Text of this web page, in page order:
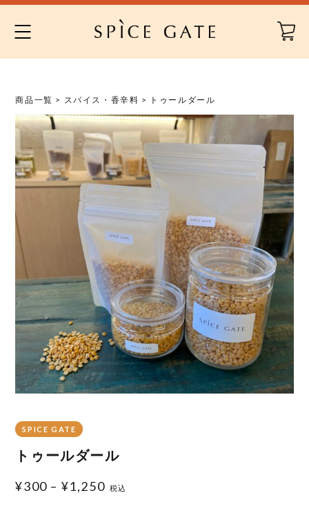
Skip
content
商品一覧 > スパイス・香辛料 > トゥールダール
SPICE GATE
トゥールダール
¥300 – ¥1,250 税込